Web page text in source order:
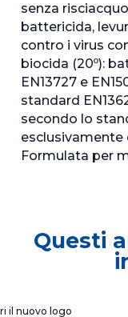
senza
battericida,
contro i virus
biocida (20º):
EN13727 e
standard
secondo lo
esclusivamente
Formulata per
Questi
il nuovo logo